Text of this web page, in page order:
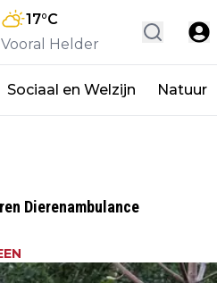
17°C
Vooral Helder
Sociaal en Welzijn Natuur
Dierenambulance